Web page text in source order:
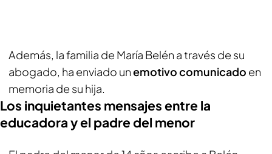
Además, la familia de María Belén a través de su
abogado, ha enviado unemotivo comunicado en
memoria de su hija.
Los inquietantes mensajes entre la
educadora y el padre del menor